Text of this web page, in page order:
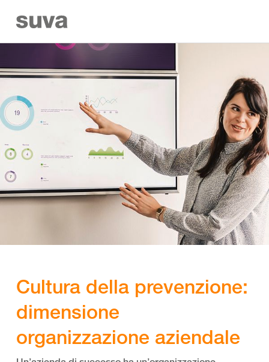
Cultura della prevenzione:
dimensione
organizzazione aziendale